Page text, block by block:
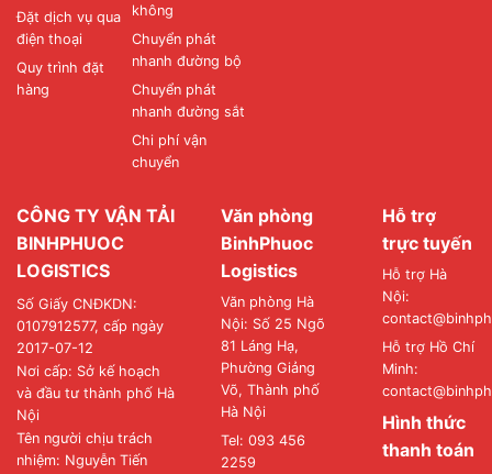
Đặt dịch vụ qua
điện thoại
Quy trình đặt
hàng
không
Chuyển phát
nhanh đường bộ
Chuyển phát
nhanh đường sắt
Chi phí vận
chuyển
CÔNG TY VẬN TẢI
BINHPHUOC
LOGISTICS
Số Giấy CNĐKDN:
0107912577, cấp ngày
2017-07-12
Nơi cấp: Sở kế hoạch
và đầu tư thành phố Hà
Nội
Tên người chịu trách
nhiệm: Nguyễn Tiến
Văn phòng
BinhPhuoc
Logistics
Văn phòng Hà
Nội: Số 25 Ngõ
81 Láng Hạ,
Phường Giảng
Võ, Thành phố
Hà Nội
Tel: 093 456
2259
Hỗ trợ
trực tuyến
Hỗ trợ Hà
Nội:
Hỗ trợ Hồ Chí
Minh:
Hình thức
thanh toán